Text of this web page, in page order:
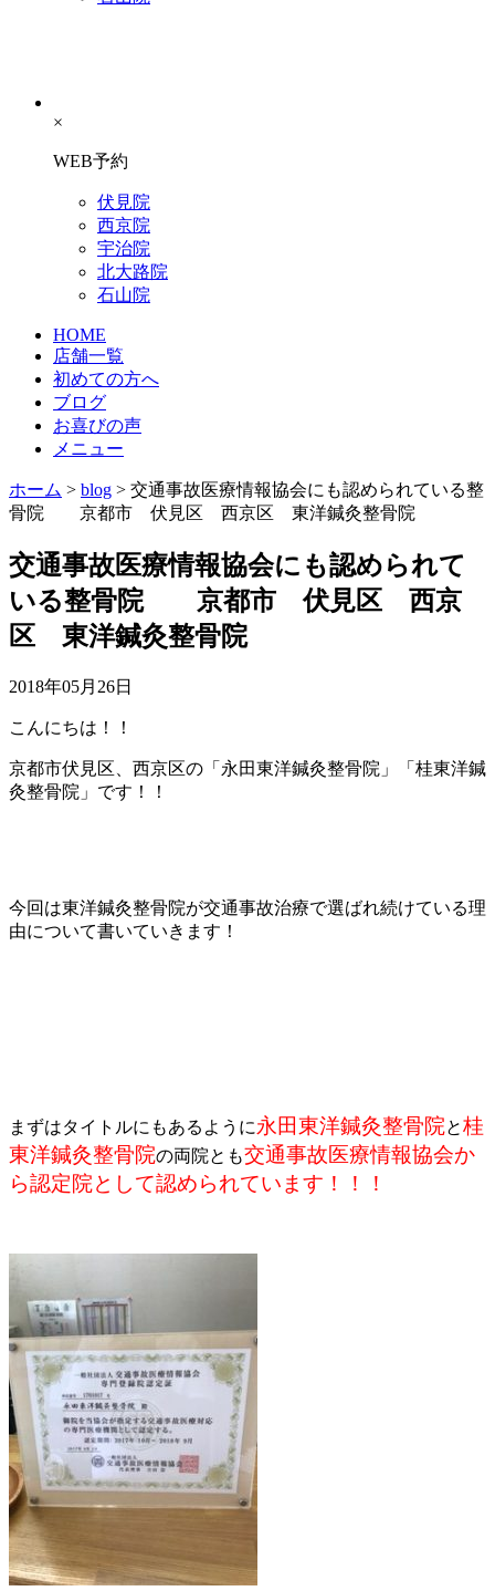
×
WEB予約
伏見院
西京院
宇治院
北大路院
石山院
HOME
店舗一覧
初めての方へ
ブログ
お喜びの声
メニュー
ホーム > blog > 交通事故医療情報協会にも認められている整
骨院 京都市 伏見区 西京区 東洋鍼灸整骨院
交通事故医療情報協会にも認められて
いる整骨院 京都市 伏見区 西京
区 東洋鍼灸整骨院
2018年05月26日
こんにちは！！
京都市伏見区、西京区の「永田東洋鍼灸整骨院」「桂東洋鍼
灸整骨院」です！！
今回は東洋鍼灸整骨院が交通事故治療で選ばれ続けている理
由について書いていきます！
まずはタイトルにもあるように永田東洋鍼灸整骨院と桂
東洋鍼灸整骨院の両院とも交通事故医療情報協会か
ら認定院として認められています！！！